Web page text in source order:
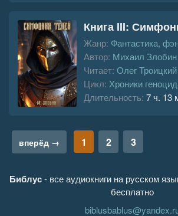
Книга III:
Жанр: Фантастика,
Автор: Михаил Злобин
Читает: Олег Троицкий
Цикл: Хроники
Длительность: 7 ч. 13
вперёд → 1 2 3
Библус- все аудиокниги на русском
бесплатно